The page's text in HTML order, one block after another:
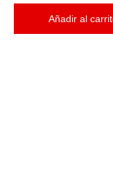
Añadir al